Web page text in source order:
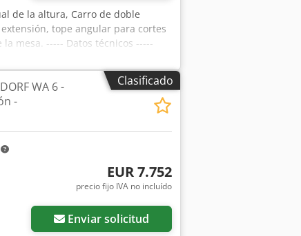
de la altura, Carro de doble
tope angular para cortes
mesa. ----- Datos técnicos -----
paralelo: 1.000 mm, altura
rango de giro del tope para
principal: 5,5 CV / 4 kW, potencia
910 mm, diámetro de la conexión
Ubicación: disponible en el
en el almacén 54634 Bitburg -
Clasificado
WA 6 -
-
EUR 7.752
precio fijo IVA no incluído
Enviar solicitud